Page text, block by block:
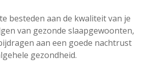
besteden aan de kwaliteit van je
van gezonde slaapgewoonten,
aan een goede nachtrust
gezondheid.